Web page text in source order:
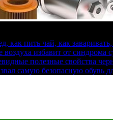
как пить чай, как
избавит от синдрома
полезные свойства
самую безопасную обувь